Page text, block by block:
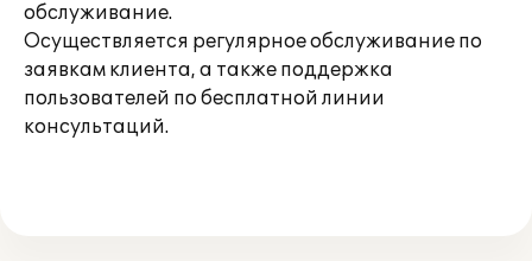
обслуживание.
Осуществляется регулярное обслуживание по
заявкам клиента, а также поддержка
пользователей по бесплатной линии
консультаций.